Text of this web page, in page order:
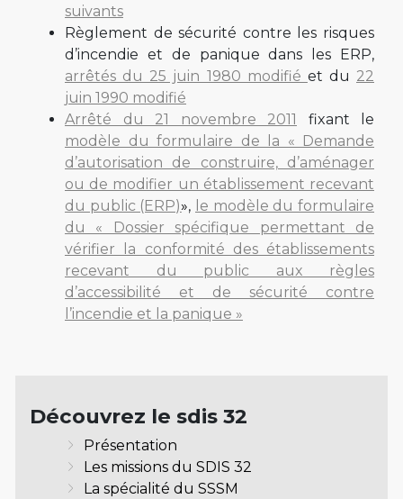
suivants
Règlement de sécurité contre les risques
d’incendie et de panique dans les ERP,
arrêtés du 25 juin 1980 modifié et du 22
juin 1990 modifié
Arrêté du 21 novembre 2011
fixant le
modèle du formulaire de la « Demande
d’autorisation de construire, d’aménager
ou de modifier un établissement recevant
du public (ERP)», le modèle du formulaire
du « Dossier spécifique permettant de
vérifier la conformité des établissements
recevant du public aux règles
d’accessibilité et de sécurité contre
l’incendie et la panique »
Découvrez le sdis 32
Présentation
Les missions du SDIS 32
La spécialité du SSSM